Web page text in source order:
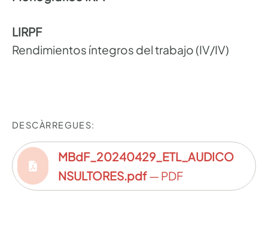
LIRPF
Rendimientos íntegros del trabajo (IV/IV)
DESCÀRREGUES:
MBdF_20240429_ETL_AUDICO
NSULTORES.pdf— PDF